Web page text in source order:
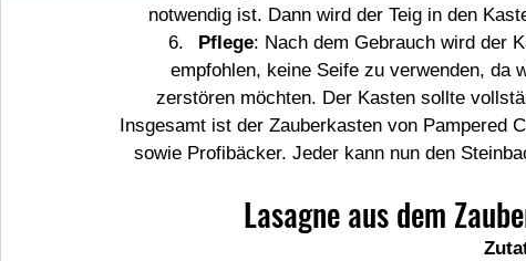
notwendig ist. Dann wird der Teig in den
Pflege: Nach dem Gebrauch wird der
empfohlen, keine Seife zu verwenden, da
zerstören möchten. Der Kasten sollte
Insgesamt ist der Zauberkasten von Pampered
sowie Profibäcker. Jeder kann nun den
Lasagne aus dem